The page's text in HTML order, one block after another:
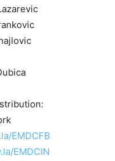
EMDCFB
EMDCIN